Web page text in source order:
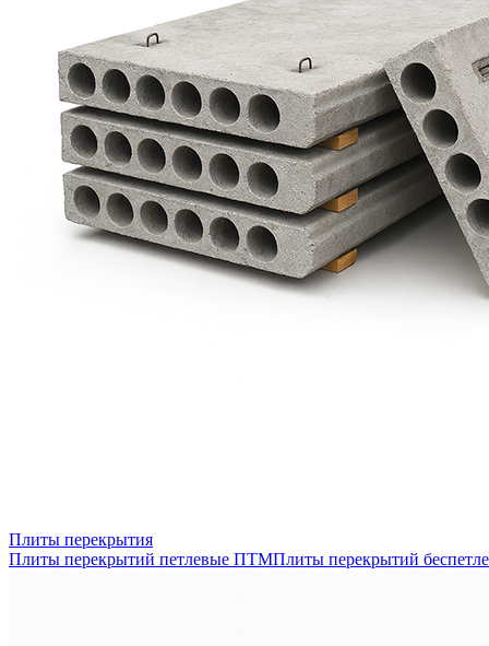
Плиты перекрытия
Плиты перекрытий петлевые ПТМПлиты перекрытий